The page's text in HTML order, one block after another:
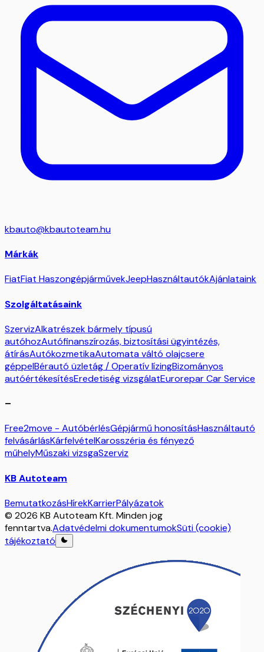
kbauto@kbautoteam.hu
Márkák
FiatFiat HaszongépjárművekJeepHasználtautókAjánlataink
Szolgáltatásaink
SzervizAlkatrészek bármely típusú
autóhozAutófinanszírozás, biztosítási ügyintézés,
átírásAutókozmetikaAutomata váltó olajcsere
géppelBérautó üzletág / Operatív lízingBizományos
autóértékesítésEredetiség vizsgálatEurorepar Car Service
–
Free2move - AutóbérlésGépjármű honosításHasználtautó
felvásárlásKárfelvételKarosszéria és fényező
műhelyMűszaki vizsgaSzerviz
KB Autoteam
BemutatkozásHírekKarrierPályázatok
© 2026 KB Autoteam Kft. Minden jog
fenntartva.Adatvédelmi dokumentumokSüti (cookie)
tájékoztató